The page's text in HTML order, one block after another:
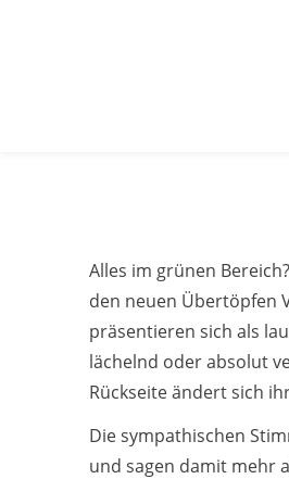
Alles im grünen
den neuen Übertöpfen
präsentieren sich als
lächelnd oder absolut
Rückseite ändert sich
Die sympathischen
und sagen damit mehr